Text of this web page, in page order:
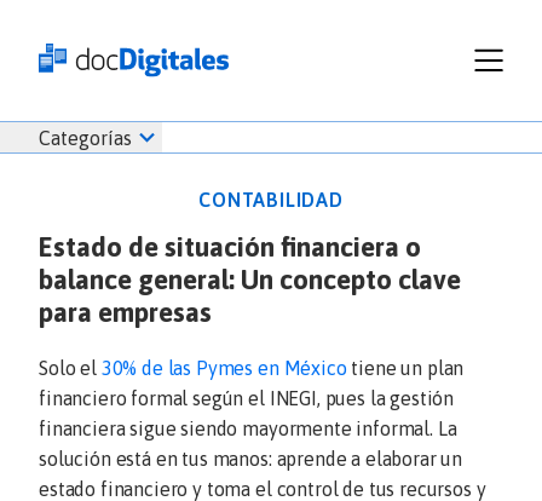
Empresas
Prueba Gratis
Iniciar Sesión
Iniciar
sesión
Línea
docDigitales
PYMES
Categorías
Inicio
Facturación electrónica
Nómina
Emprendimiento
Noticias
Comunicados
CONTABILIDAD
Estado de situación financiera o
balance general: Un concepto clave
para empresas
Solo el 30% de las Pymes en Méxicotiene un plan
financiero formal según el INEGI, pues la gestión
financiera sigue siendo mayormente informal. La
solución está en tus manos: aprende a elaborar un
estado financiero y toma el control de tus recursos y